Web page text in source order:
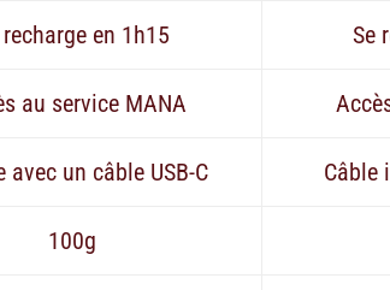
recharge en 1h15
au service MANA
avec un câble USB-C
100g
Se
Câble